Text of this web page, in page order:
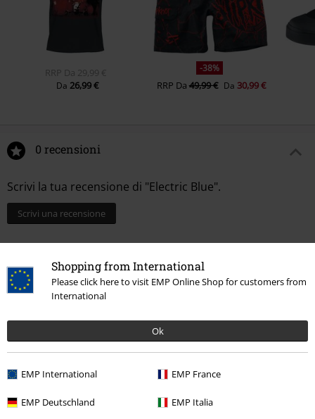
Shopping from International
Please click here to visit EMP Online Shop for customers from
International
Ok
EMP International EMP France
EMP Deutschland EMP Italia
RRP Da 29,99 €
Da 26,99 €
-38%
RRP Da 49,99 € Da 30,99 €
0 recensioni
Scrivi la tua recensione di "Electric Blue".
Scrivi una recensione